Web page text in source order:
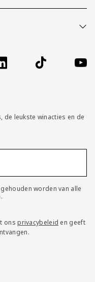
TikTok
de leukste winacties en de
worden van alle
onsprivacybeleid en geeft